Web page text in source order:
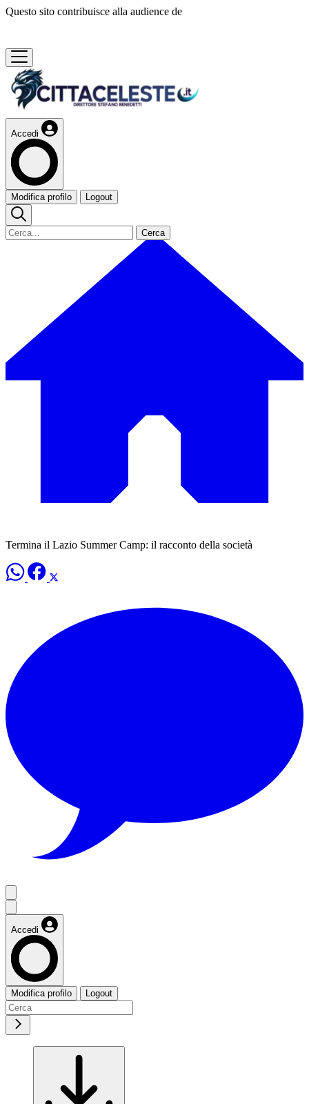
Questo sito contribuisce alla audience de
Accedi
Modifica profilo Logout
Cerca
Termina il Lazio Summer Camp: il racconto della società
Accedi
Modifica profilo Logout